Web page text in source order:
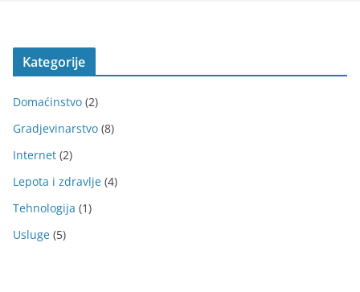
Kategorije
Domaćinstvo (2)
Gradjevinarstvo (8)
Internet (2)
Lepota i zdravlje (4)
Tehnologija (1)
Usluge (5)